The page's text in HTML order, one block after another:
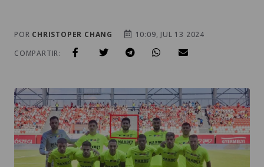
POR CHRISTOPER CHANG
10:09, JUL 13 2024
COMPARTIR: